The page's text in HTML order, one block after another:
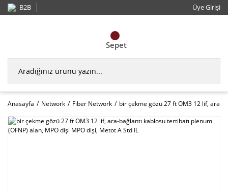
B2B Üye Girişi
Sepet
Anasayfa Network Fiber Network bir çekme gözü 27 ft OM3 12 lif, ara-